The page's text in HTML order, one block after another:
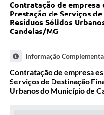
REMUME
Orientações COVID-19
Carta de Serviços
Legislação
Contratação de empresa
Prestação de Serviços
Resíduos Sólidos
Candeias/MG
Informação
Contratação de empresa
Serviços de Destinação
Urbanos do Município de